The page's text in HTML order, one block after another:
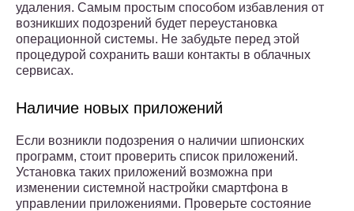
удаления. Самым простым способом избавления от
возникших подозрений будет переустановка
операционной системы. Не забудьте перед этой
процедурой сохранить ваши контакты в облачных
сервисах.
Наличие новых приложений
Если возникли подозрения о наличии шпионских
программ, стоит проверить список приложений.
Установка таких приложений возможна при
изменении системной настройки смартфона в
управлении приложениями. Проверьте состояние